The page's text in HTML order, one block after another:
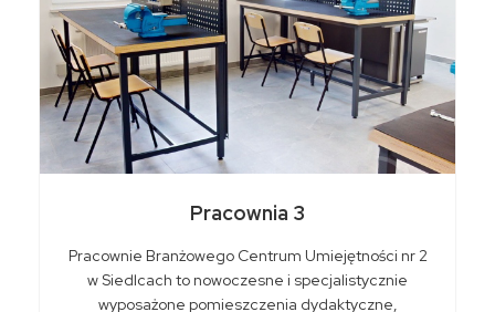
Pracownia 3
Pracownie Branżowego Centrum Umiejętności nr 2
w Siedlcach to nowoczesne i specjalistycznie
wyposażone pomieszczenia dydaktyczne,